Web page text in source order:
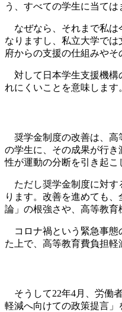
う、すべての学生に当て
なぜなら、それまで私は
なりますし、私立大学で
府からの支援の仕組みやそ
対して日本学生支援機構
れにくいことを意味します
奨学金制度の改善は、高
の学生に、その成果が行
性が運動の分断を引き起こ
ただし奨学金制度に対す
ります。改善を進めても
論」の根強さや、高等教育
コロナ禍という緊急事態
た上で、高等教育費負担
そうして22年4月、労働
軽減へ向けての政策提言